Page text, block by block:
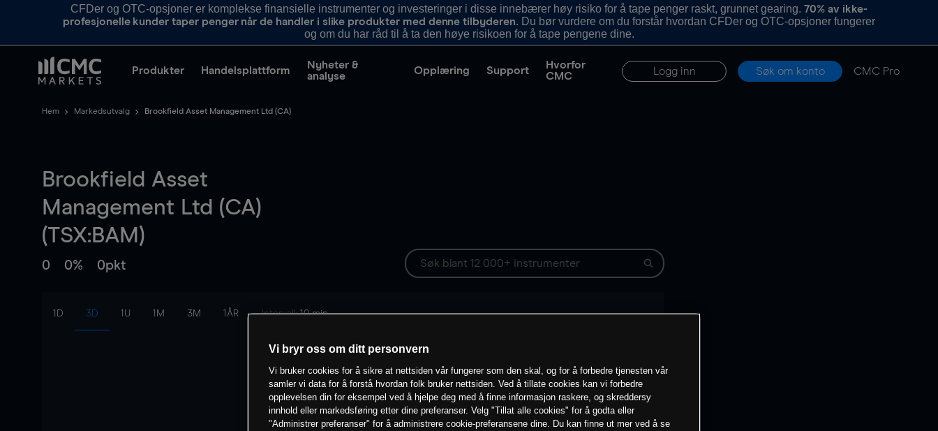
CFDer og OTC-opsjoner er komplekse finansielle instrumenter og investeringer i disse innebærer høy risiko for å tape penger raskt, grunnet gearing.70% av ikke-
profesjonelle kunder taper penger når de handler i slike produkter med denne tilbyderen. Du bør vurdere om du forstår hvordan CFDer og OTC-opsjoner fungerer
og om du har råd til å ta den høye risikoen for å tape pengene dine.
Produkter Handelsplattform
Nyheter &
analyse
Opplæring Support
Hvorfor
CMC
Logg inn Søk om konto CMC Pro
Hem Markedsutvalg Brookfield Asset Management Ltd (CA)
Brookfield Asset
Management Ltd (CA)
(TSX:BAM)
0 0% 0pkt
1D 3D 1U 1M 3M 1ÅR Intervall:10 min
Vi bryr oss om ditt personvern
Vi bruker cookies for å sikre at nettsiden vår fungerer som den skal, og for å forbedre tjenesten vår
samler vi data for å forstå hvordan folk bruker nettsiden. Ved å tillate cookies kan vi forbedre
opplevelsen din for eksempel ved å hjelpe deg med å finne informasjon raskere, og skreddersy
innhold eller markedsføring etter dine preferanser. Velg "Tillat alle cookies" for å godta eller
"Administrer preferanser" for å administrere cookie-preferansene dine. Du kan finne ut mer ved å se